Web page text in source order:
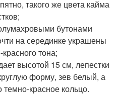
такого же цвета кайма
бутонами
на серединке украшены
тона;
высотой 15 см, лепестки
форму, зев белый, а
темно-красное кольцо.